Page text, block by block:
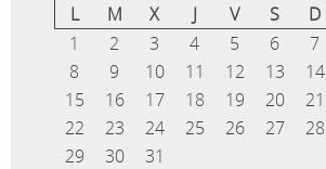
L M X J V S D
1 2 3 4 5 6
7
8
9 10 11 12 13
14
15
16 17 18 19 20
21
22
23 24 25 26 27
28
29
30 31